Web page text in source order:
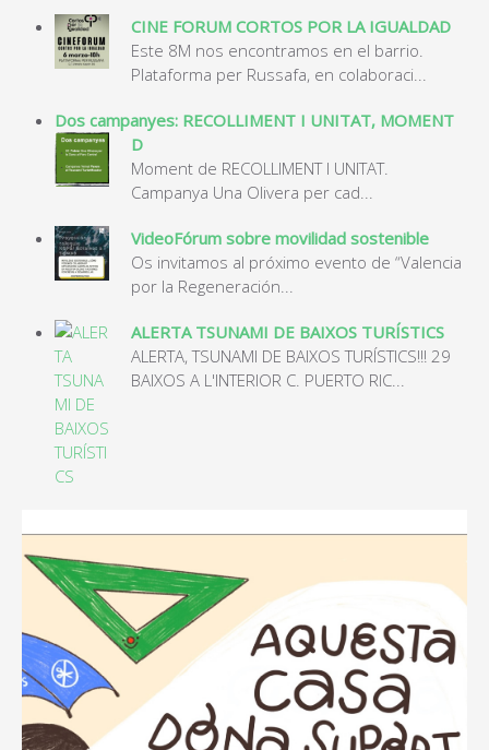
CINE FORUM CORTOS POR LA IGUALDAD
Este 8M nos encontramos en el barrio.
Plataforma per Russafa, en colaboraci...
Dos campanyes: RECOLLIMENT I UNITAT, MOMENT
D
Moment de RECOLLIMENT I UNITAT.
Campanya Una Olivera per cad...
VideoFórum sobre movilidad sostenible
Os invitamos al próximo evento de “Valencia
por la Regeneración...
ALERTA TSUNAMI DE BAIXOS TURÍSTICS
ALERTA, TSUNAMI DE BAIXOS TURÍSTICS!!! 29
BAIXOS A L'INTERIOR C. PUERTO RIC...